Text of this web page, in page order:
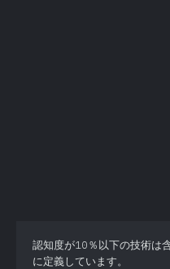
認知度が10％以下の技術は
に定義しています。